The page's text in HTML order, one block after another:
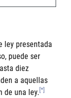
ley presentada
puede ser
diez
a aquellas
de una ley. [*]